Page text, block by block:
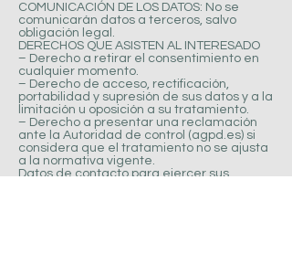
COMUNICACIÓN DE LOS DATOS: No se
comunicarán datos a terceros, salvo
obligación legal.
DERECHOS QUE ASISTEN AL INTERESADO
– Derecho a retirar el consentimiento en
cualquier momento.
– Derecho de acceso, rectificación,
portabilidad y supresión de sus datos y a la
limitación u oposición a su tratamiento.
– Derecho a presentar una reclamación
ante la Autoridad de control (agpd.es) si
considera que el tratamiento no se ajusta
a la normativa vigente.
Datos de contacto para ejercer sus